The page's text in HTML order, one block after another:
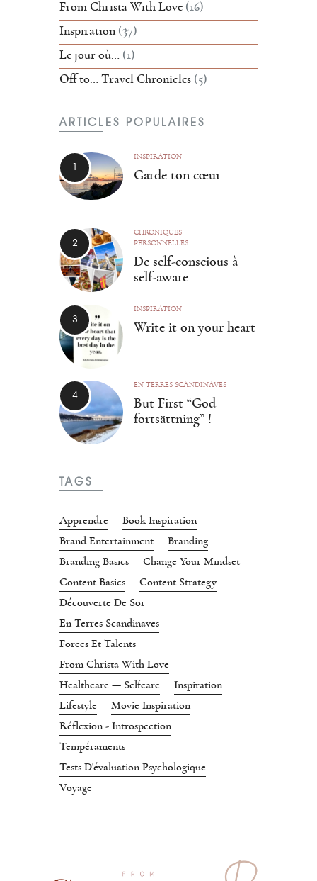
From Christa With Love (16)
Inspiration(37)
Le jour où… (1)
Off to… Travel Chronicles (5)
ARTICLES POPULAIRES
INSPIRATION
Garde ton cœur
CHRONIQUES
PERSONNELLES
De self-conscious à
self-aware
INSPIRATION
Write it on your heart
EN TERRES SCANDINAVES
But First “God
fortsättning” !
TAGS
Apprendre
Book Inspiration
Brand Entertainment
Branding
Branding Basics
Change Your Mindset
Content Basics
Content Strategy
Découverte De Soi
En Terres Scandinaves
Forces Et Talents
From Christa With Love
Healthcare — Selfcare
Inspiration
Lifestyle
Movie Inspiration
Réflexion - Introspection
Tempéraments
Tests D'évaluation Psychologique
Voyage